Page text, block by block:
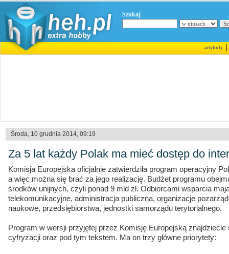
Szukaj
artykuły|
Środa, 10 grudnia 2014, 09:19
Za 5 lat każdy Polak ma mieć dostęp do
Komisja Europejska oficjalnie zatwierdziła program operacyjny
a więc można się brać za jego realizację. Budżet programu
środków unijnych, czyli ponad 9 mld zł. Odbiorcami wsparcia
telekomunikacyjne, administracja publiczna, organizacje
naukowe, przedsiębiorstwa, jednostki samorządu terytorialnego.
Program w wersji przyjętej przez Komisję Europejską
cyfryzacji oraz pod tym tekstem. Ma on trzy główne priorytety: